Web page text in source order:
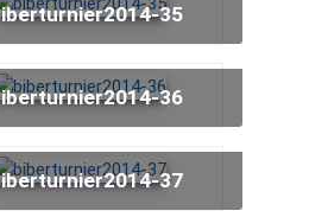
biberturnier2014-35
biberturnier2014-36
biberturnier2014-37